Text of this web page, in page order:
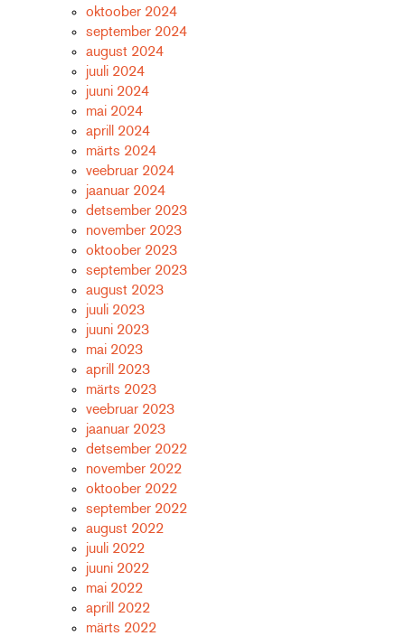
oktoober 2024
september 2024
august 2024
juuli 2024
juuni 2024
mai 2024
aprill 2024
märts 2024
veebruar 2024
jaanuar 2024
detsember 2023
november 2023
oktoober 2023
september 2023
august 2023
juuli 2023
juuni 2023
mai 2023
aprill 2023
märts 2023
veebruar 2023
jaanuar 2023
detsember 2022
november 2022
oktoober 2022
september 2022
august 2022
juuli 2022
juuni 2022
mai 2022
aprill 2022
märts 2022